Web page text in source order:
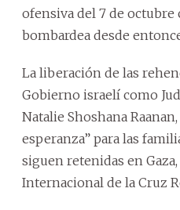
ofensiva del 7 de octubre
bombardea desde
La liberación de las
Gobierno israelí como
Natalie Shoshana
esperanza” para las
siguen retenidas en
Internacional de la Cruz